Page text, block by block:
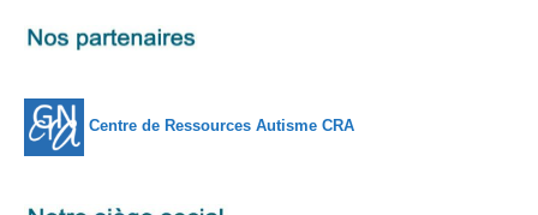
Centre de Ressources Autisme CRA